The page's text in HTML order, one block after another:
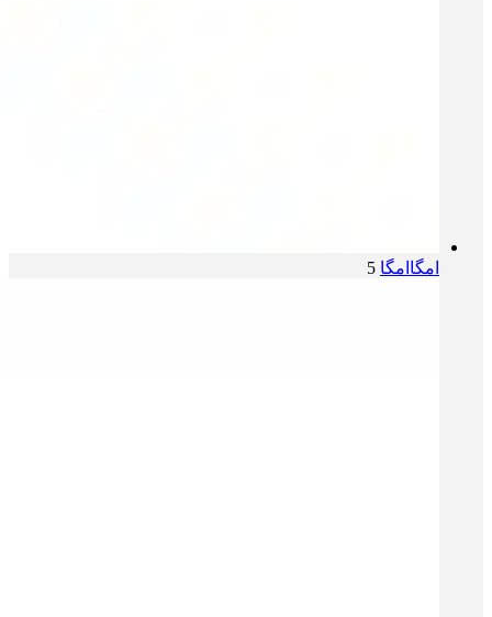
امگا امگا 5